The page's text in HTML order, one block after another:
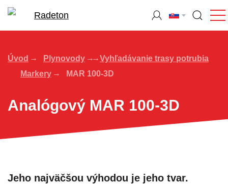
Úvod Plynovody
Vyhľadávanie trasy potrubia
Markery
MAR 100-3D
Analógový MAR 100-3D
Jeho najväčšou výhodou je jeho tvar.